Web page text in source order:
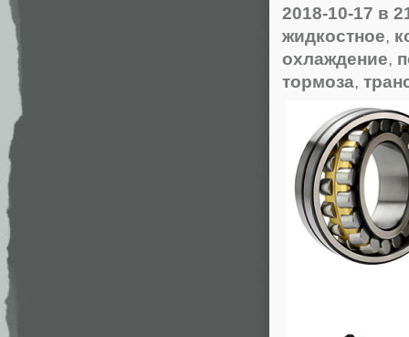
2018-10-17 в
жидкостное,
охлаждение,
тормоза,